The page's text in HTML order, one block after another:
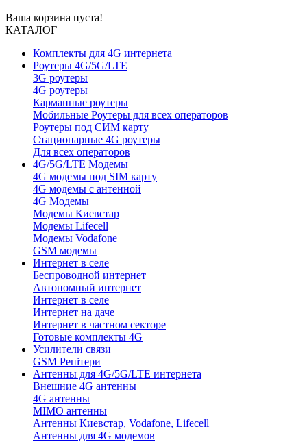
Ваша корзина пуста!
КАТАЛОГ
Комплекты для 4G интернета
Роутеры 4G/5G/LTE
3G роутеры
4G роутеры
Карманные роутеры
Мобильные Роутеры для всех операторов
Роутеры под СИМ карту
Стационарные 4G роутеры
Для всех операторов
4G/5G/LTE Модемы
4G модемы под SIM карту
4G модемы с антенной
4G Модемы
Модемы Киевстар
Модемы Lifecell
Модемы Vodafone
GSM модемы
Интернет в селе
Беспроводной интернет
Автономный интернет
Интернет в селе
Интернет на даче
Интернет в частном секторе
Готовые комплекты 4G
Усилители связи
GSM Репітери
Антенны для 4G/5G/LTE интернета
Внешние 4G антенны
4G антенны
MIMO антенны
Антенны Киевстар, Vodafone, Lifecell
Антенны для 4G модемов